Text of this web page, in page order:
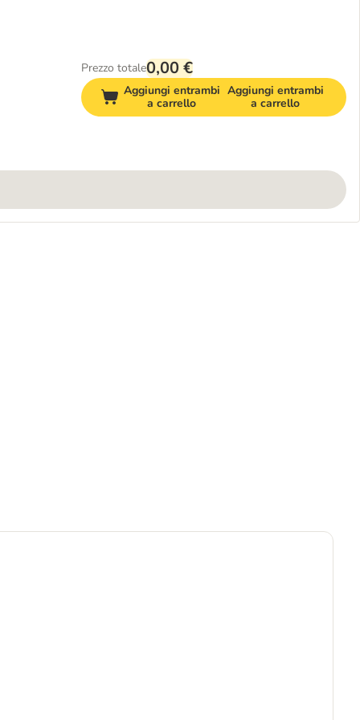
Prezzo totale0,00 €
Aggiungi entrambi
a carrello
Aggiungi entrambi
a carrello